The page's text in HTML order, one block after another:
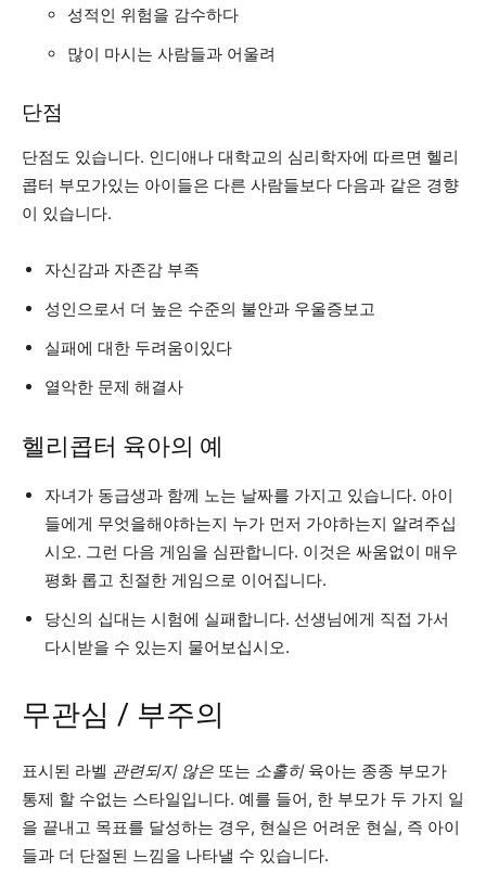
성적인 위험을 감수하다
많이 마시는 사람들과 어울려
단점
단점도 있습니다. 인디애나 대학교의 심리학자에 따르면 헬리
콥터 부모가있는 아이들은 다른 사람들보다 다음과 같은 경향
이 있습니다.
자신감과 자존감 부족
성인으로서 더 높은 수준의 불안과 우울증보고
실패에 대한 두려움이있다
열악한 문제 해결사
헬리콥터 육아의 예
자녀가 동급생과 함께 노는 날짜를 가지고 있습니다. 아이
들에게 무엇을해야하는지 누가 먼저 가야하는지 알려주십
시오. 그런 다음 게임을 심판합니다. 이것은 싸움없이 매우
평화 롭고 친절한 게임으로 이어집니다.
당신의 십대는 시험에 실패합니다. 선생님에게 직접 가서
다시받을 수 있는지 물어보십시오.
무관심 / 부주의
표시된 라벨 관련되지 않은 또는 소홀히육아는 종종 부모가
통제 할 수없는 스타일입니다. 예를 들어, 한 부모가 두 가지 일
을 끝내고 목표를 달성하는 경우, 현실은 어려운 현실, 즉 아이
들과 더 단절된 느낌을 나타낼 수 있습니다.